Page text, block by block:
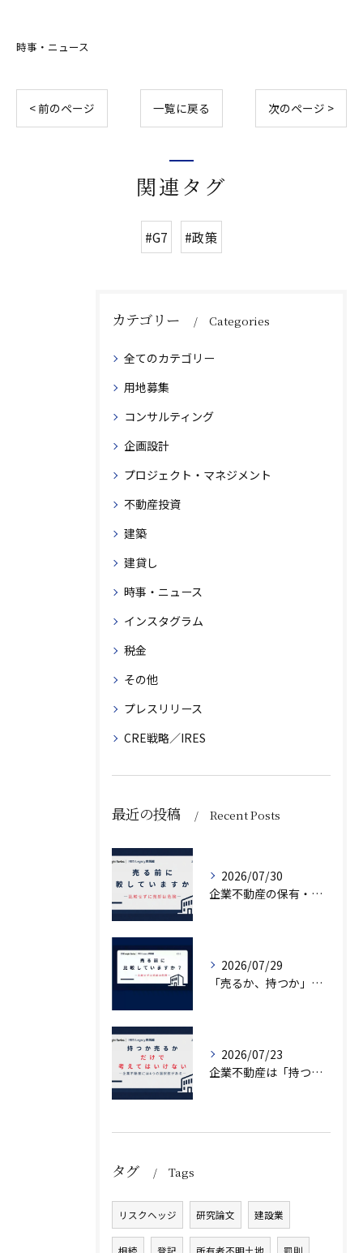
時事・ニュース
< 前のページ 一覧に戻る 次のページ >
関連タグ
#G7 #政策
カテゴリー Categories
全てのカテゴリー
用地募集
コンサルティング
企画設計
プロジェクト・マネジメント
不動産投資
建築
建貸し
時事・ニュース
インスタグラム
税金
その他
プレスリリース
CRE戦略／IRES
最近の投稿 Recent Posts
2026/07/30
企業不動産の保有・活用・売却・組み換えをどう比較するか｜CRE戦略の8つの評価軸
2026/07/29
「売るか、持つか」で悩んでいませんか？
2026/07/23
企業不動産は「持つか売るか」だけではない｜CRE戦略で考える4つの意思決定
タグ Tags
リスクヘッジ 研究論文 建設業